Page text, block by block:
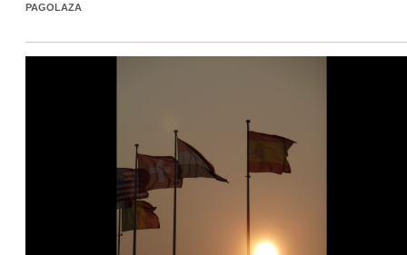
PAGOLAZA